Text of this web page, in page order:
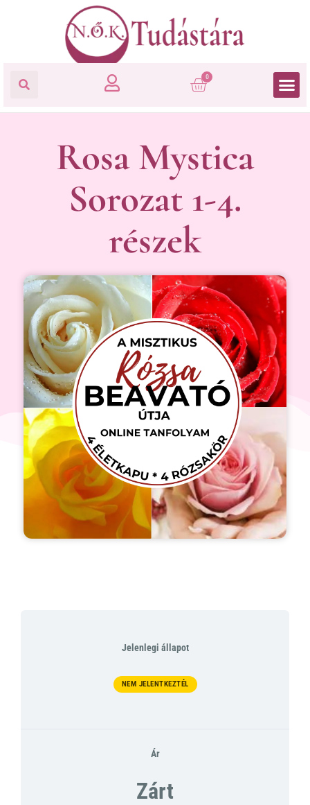
0
Rosa Mystica
Sorozat 1-4.
részek
Jelenlegi állapot
NEM JELENTKEZTÉL
Ár
Zárt